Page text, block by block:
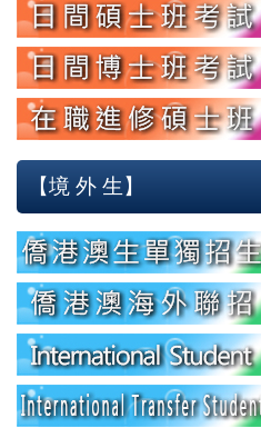
【境 外 生】